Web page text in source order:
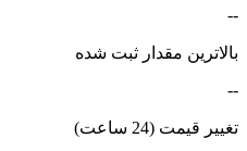
--
بالاترین مقدار ثبت شده
--
تغییر قیمت (24 ساعت)